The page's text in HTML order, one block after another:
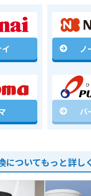
ノ
パ
についてもっと詳し